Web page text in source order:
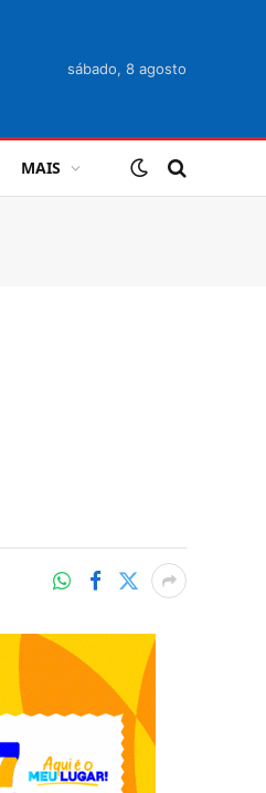
sábado, 8 agosto
MAIS